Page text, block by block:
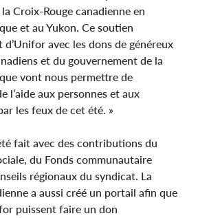
Croix-Rouge canadienne en
et au Yukon. Ce soutien
avec les dons de généreux
et du gouvernement de la
vont nous permettre de
l’aide aux personnes et aux
les feux de cet été. »
fait avec des contributions du
du Fonds communautaire
régionaux du syndicat. La
a aussi créé un portail afin que
puissent faire un don